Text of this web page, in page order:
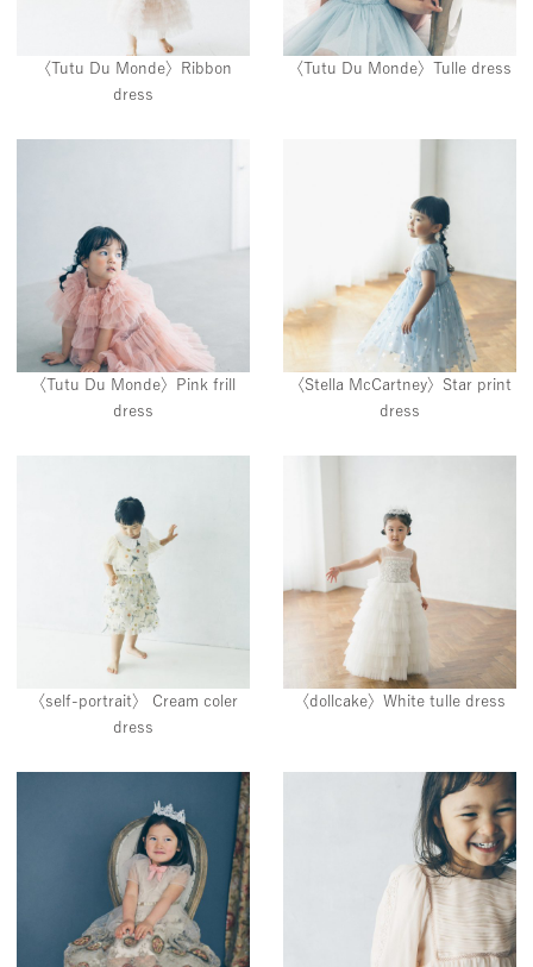
〈Tutu Du Monde〉Ribbon
dress
〈Tutu Du Monde〉Tulle dress
〈Tutu Du Monde〉Pink frill
dress
〈Stella McCartney〉Star print
dress
〈self-portrait〉 Cream coler
dress
〈dollcake〉White tulle dress